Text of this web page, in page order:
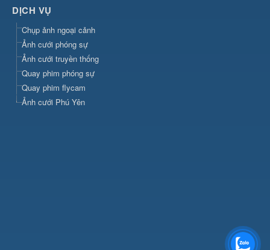
DỊCH VỤ
Chụp ảnh ngoại cảnh
Ảnh cưới phóng sự
Ảnh cưới truyền thống
Quay phim phóng sự
Quay phim flycam
Ảnh cưới Phú Yên